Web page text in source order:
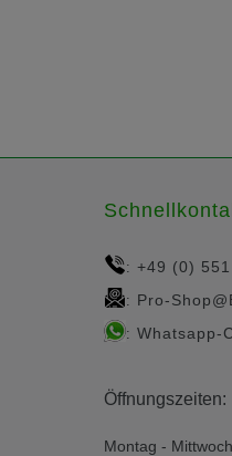
: +49 (0)
: Pro-
: Whatsapp-
Öffnungszeiten:
Montag -